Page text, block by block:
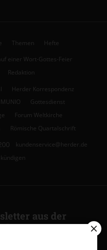
Themen Hefte
einer Wort-Gottes-Feier
Redaktion
Herder Korrespondenz
Gottesdienst
Forum Weltkirche
Römische Quartalschrift
kundenservice@herder.de
aus der